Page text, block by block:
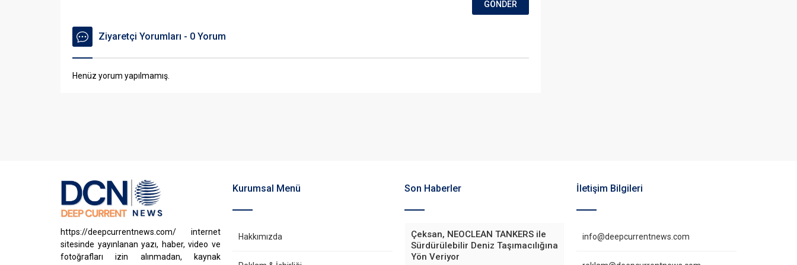
Ziyaretçi Yorumları - 0 Yorum
Henüz yorum yapılmamış.
https://deepcurrentnews.com/ internet
sitesinde yayınlanan yazı, haber, video ve
fotoğrafları izin alınmadan, kaynak
Kurumsal Menü
Hakkımızda
Son Haberler
Çeksan, NEOCLEAN TANKERS ile
Sürdürülebilir Deniz Taşımacılığına
Yön Veriyor
İletişim Bilgileri
info@deepcurrentnews.com